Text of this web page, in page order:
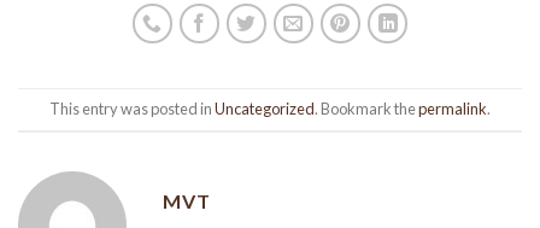
This entry was posted inUncategorized. Bookmark thepermalink.
MVT